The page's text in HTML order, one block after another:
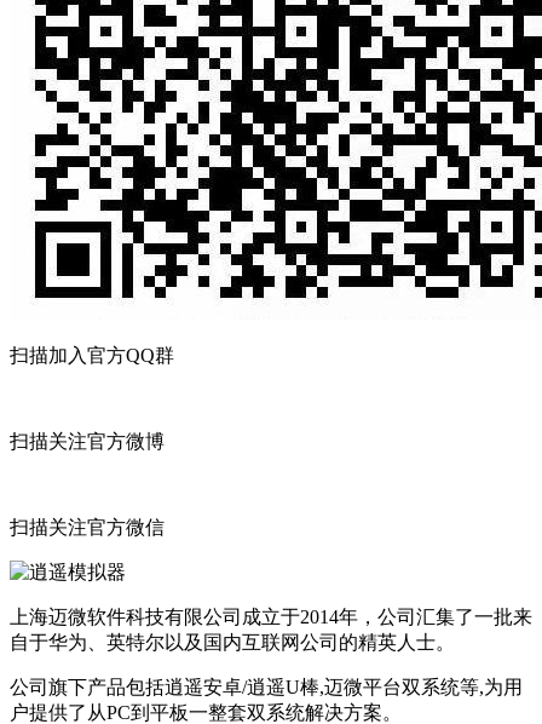
扫描加入官方QQ群
扫描关注官方微博
扫描关注官方微信
上海迈微软件科技有限公司成立于2014年，公司汇集了一批来
自于华为、英特尔以及国内互联网公司的精英人士。
公司旗下产品包括逍遥安卓/逍遥U棒,迈微平台双系统等,为用
户提供了从PC到平板一整套双系统解决方案。